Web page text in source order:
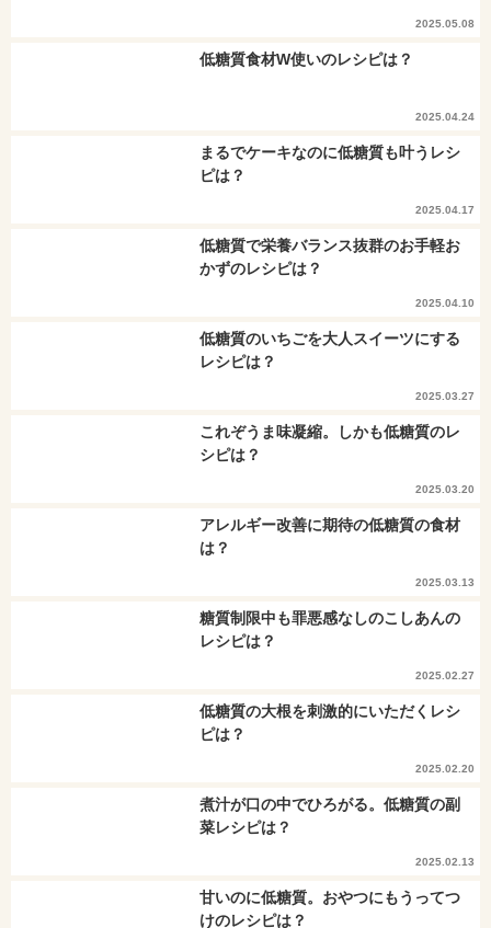
2025.05.08
低糖質食材W使いのレシピは？
2025.04.24
まるでケーキなのに低糖質も叶うレシ
ピは？
2025.04.17
低糖質で栄養バランス抜群のお手軽お
かずのレシピは？
2025.04.10
低糖質のいちごを大人スイーツにする
レシピは？
2025.03.27
これぞうま味凝縮。しかも低糖質のレ
シピは？
2025.03.20
アレルギー改善に期待の低糖質の食材
は？
2025.03.13
糖質制限中も罪悪感なしのこしあんの
レシピは？
2025.02.27
低糖質の大根を刺激的にいただくレシ
ピは？
2025.02.20
煮汁が口の中でひろがる。低糖質の副
菜レシピは？
2025.02.13
甘いのに低糖質。おやつにもうってつ
けのレシピは？